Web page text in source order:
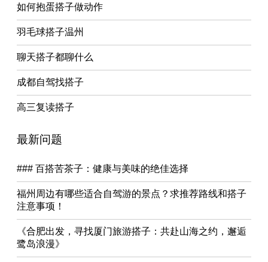
如何抱蛋搭子做动作
羽毛球搭子温州
聊天搭子都聊什么
成都自驾找搭子
高三复读搭子
最新问题
### 百搭苦茶子：健康与美味的绝佳选择
福州周边有哪些适合自驾游的景点？求推荐路线和搭子
注意事项！
《合肥出发，寻找厦门旅游搭子：共赴山海之约，邂逅
鹭岛浪漫》